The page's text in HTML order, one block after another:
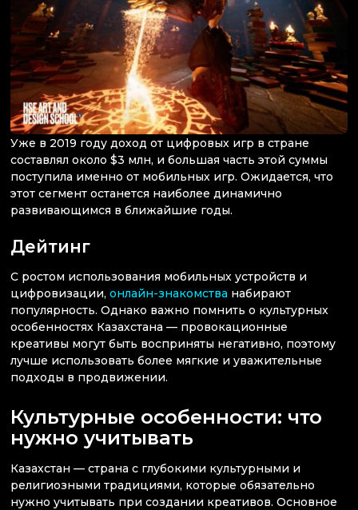
Уже в 2019 году доход от цифровых игр в стране
составлял около $3 млн, и большая часть этой суммы
поступила именно от мобильных игр. Ожидается, что
этот сегмент останется наиболее динамично
развивающимся в ближайшие годы.
Дейтинг
С ростом использования мобильных устройств и
цифровизации, онлайн-знакомства набирают
популярность. Однако важно помнить о культурных
особенностях Казахстана — провокационные
креативы могут быть восприняты негативно, поэтому
лучше использовать более мягкие и уважительные
подходы в продвижении.
Культурные особенности: что
нужно учитывать
Казахстан — страна с глубокими культурными и
религиозными традициями, которые обязательно
нужно учитывать при создании креативов. Основное